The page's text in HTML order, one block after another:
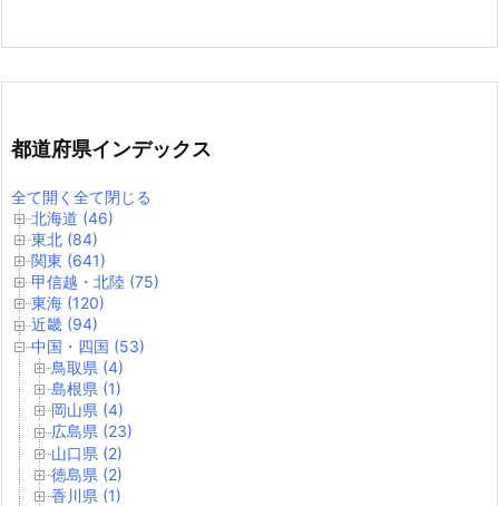
都道府県インデックス
全て開く 全て閉じる
北海道 (46)
東北 (84)
関東 (641)
甲信越・北陸 (75)
東海 (120)
近畿 (94)
中国・四国 (53)
鳥取県 (4)
島根県 (1)
岡山県 (4)
広島県 (23)
山口県 (2)
徳島県 (2)
香川県 (1)